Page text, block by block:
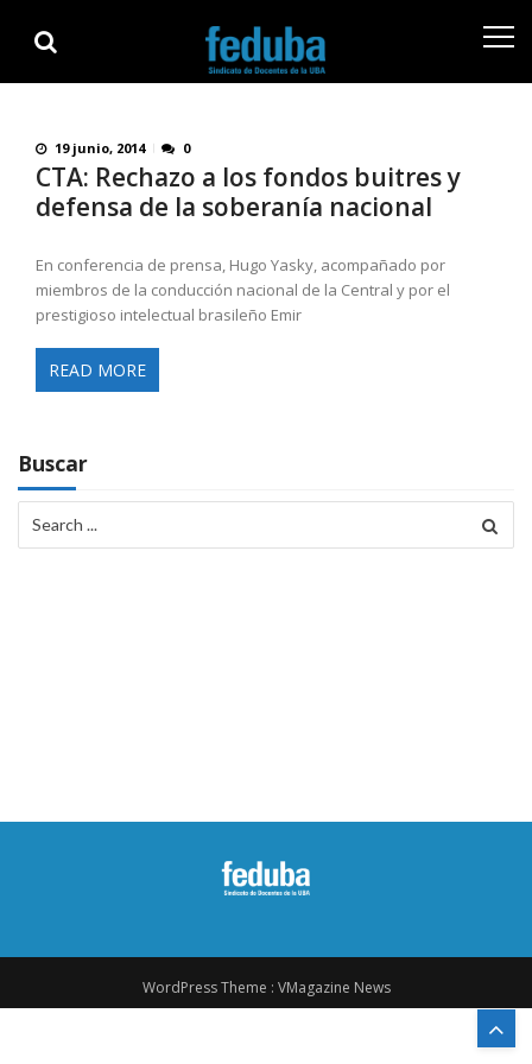
navigation
content
19 junio, 2014 0
CTA: Rechazo a los fondos buitres y
defensa de la soberanía nacional
En conferencia de prensa, Hugo Yasky, acompañado por
miembros de la conducción nacional de la Central y por el
prestigioso intelectual brasileño Emir
READ MORE
Buscar
for:
WordPress Theme : VMagazine News